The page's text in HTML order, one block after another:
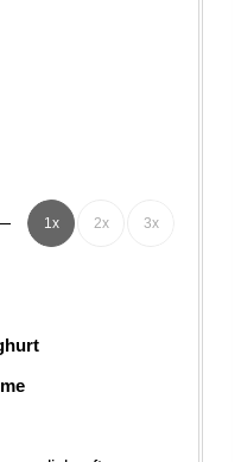
1x 2x 3x